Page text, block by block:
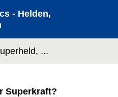
- Helden,
...
Superkraft?